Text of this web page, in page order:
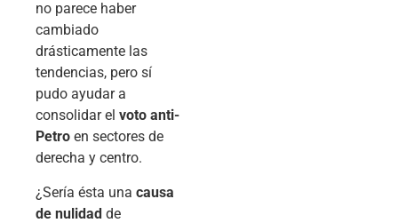
no parece haber
cambiado
drásticamente las
tendencias, pero sí
pudo ayudar a
consolidar el voto anti-
Petro en sectores de
derecha y centro.
¿Sería ésta una causa
de nulidad de